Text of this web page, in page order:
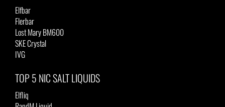
Elfbar
Flerbar
Lost Mary BM600
SKE Crystal
IVG
TOP 5 NIC SALT LIQUIDS
Elfliq